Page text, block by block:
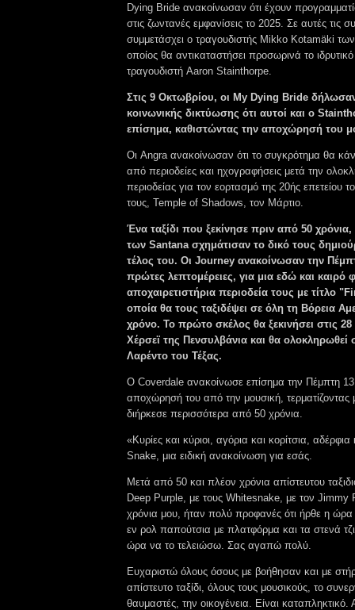
Dying Bride ανακοίνωσαν ότι έχουν
στις ζωντανές εμφανίσεις το 2025. Σε αυτές τις
συμμετάσχει ο τραγουδιστής Mikko Kotamäki
οποίος θα αντικαταστήσει προσωρινά το
τραγουδιστή Aaron Stainthorpe.
Στις 9 Οκτωβρίου, οι My Dying Bride
κοινωνικής δικτύωσης ότι αυτοί και ο
επίσημα, καθιστώντας την αποχώρησή του
Οι Angra ανακοίνωσαν ότι το συγκρότημα θα
από περιοδείες και ηχογραφήσεις μετά την
περιοδείας για τον εορτασμό της 20ής επετείου
τους, Temple of Shadows, τον Μάρτιο.
Ένα ταξίδι που ξεκίνησε πριν από 50
των Santana σχημάτισαν το δικό τους
τέλος του. Οι Journey ανακοίνωσαν την
πρώτες λεπτομέρειες, για μια εδώ και καιρό
αποχαιρετιστήρια περιοδεία τους με τίτλο
οποία θα τους ταξιδέψει σε όλη τη Βόρεια
χρόνο. Το πρώτο σκέλος θα ξεκινήσει στις
Χέρσεϊ της Πενσυλβάνια και θα ολοκληρωθεί
Λαρέντο του Τέξας.
Ο Coverdale ανακοίνωσε επίσημα την Πέμπτη 13
αποχώρησή του από την μουσική, τερματίζοντας
διήρκεσε περισσότερα από 50 χρόνια.
«Κυρίες και κύριοι, αγόρια και κορίτσια,
Snake, μια ειδική ανακοίνωση για εσάς.
Μετά από 50 και πλέον χρόνια απίστευτου
Deep Purple, με τους Whitesnake, με τον Jimmy
χρόνια μου, ήταν πολύ προφανές ότι ήρθε η
εν ρολ παπούτσια με πλατφόρμα και τα στενά
ώρα να το τελειώσω. Σας αγαπώ πολύ.
Ευχαριστώ όλους όσους με βοήθησαν και με
απίστευτο ταξίδι, όλους τους μουσικούς, το
θαυμαστές, την οικογένεια. Είναι